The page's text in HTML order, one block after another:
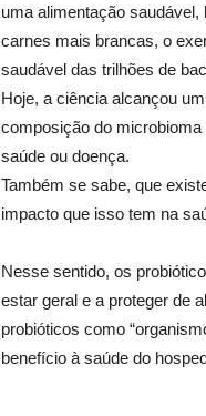
uma alimentação
carnes mais brancas, o
saudável das trilhões de
Hoje, a ciência alcançou
composição do
saúde ou doença.
Também se sabe, que
impacto que isso tem na
Nesse sentido, os
estar geral e a proteger de
probióticos como
benefício à saúde do